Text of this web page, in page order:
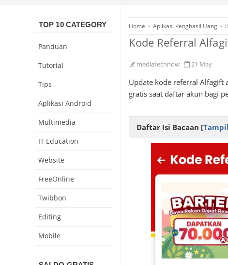
Home › Aplikasi Penghasil Uang ›
Kode Referral
mediatechnow 21 May
Update kode referral Alfagift
gratis saat daftar akun bagi
Daftar Isi Bacaan [Tampil
TOP 10 CATEGORY
Panduan
Tutorial
Tips
Aplikasi Android
Multimedia
IT Education
Website
FreeOnline
Twibbon
Editing
Mobile